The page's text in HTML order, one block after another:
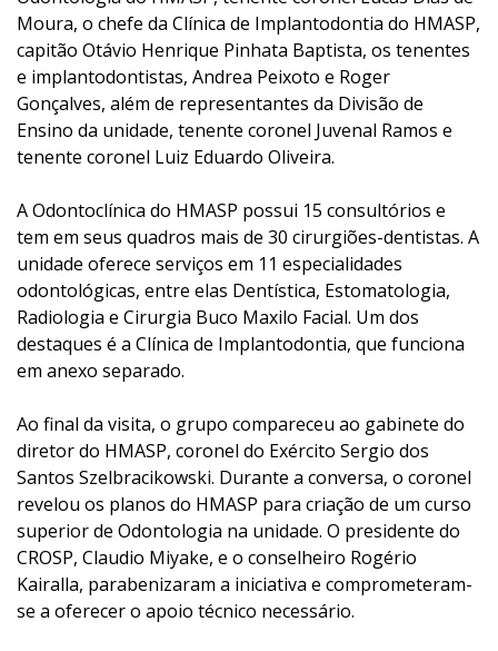
Moura, o chefe da Clínica de Implantodontia do HMASP,
capitão Otávio Henrique Pinhata Baptista, os tenentes
e implantodontistas, Andrea Peixoto e Roger
Gonçalves, além de representantes da Divisão de
Ensino da unidade, tenente coronel Juvenal Ramos e
tenente coronel Luiz Eduardo Oliveira.
A Odontoclínica do HMASP possui 15 consultórios e
tem em seus quadros mais de 30 cirurgiões-dentistas. A
unidade oferece serviços em 11 especialidades
odontológicas, entre elas Dentística, Estomatologia,
Radiologia e Cirurgia Buco Maxilo Facial. Um dos
destaques é a Clínica de Implantodontia, que funciona
em anexo separado.
Ao final da visita, o grupo compareceu ao gabinete do
diretor do HMASP, coronel do Exército Sergio dos
Santos Szelbracikowski. Durante a conversa, o coronel
revelou os planos do HMASP para criação de um curso
superior de Odontologia na unidade. O presidente do
CROSP, Claudio Miyake, e o conselheiro Rogério
Kairalla, parabenizaram a iniciativa e comprometeram-
se a oferecer o apoio técnico necessário.